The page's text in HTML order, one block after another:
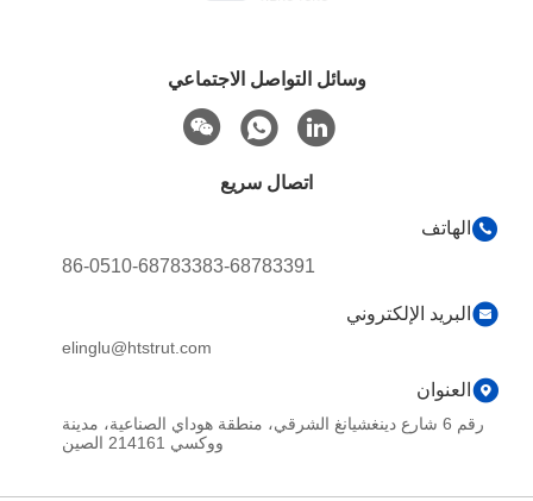
وسائل التواصل الاجتماعي
اتصال سريع
الهاتف
86-0510-68783383-68783391
البريد الإلكتروني
elinglu@htstrut.com
العنوان
رقم 6 شارع دينغشيانغ الشرقي، منطقة هوداي الصناعية، مدينة
ووكسي 214161 الصين